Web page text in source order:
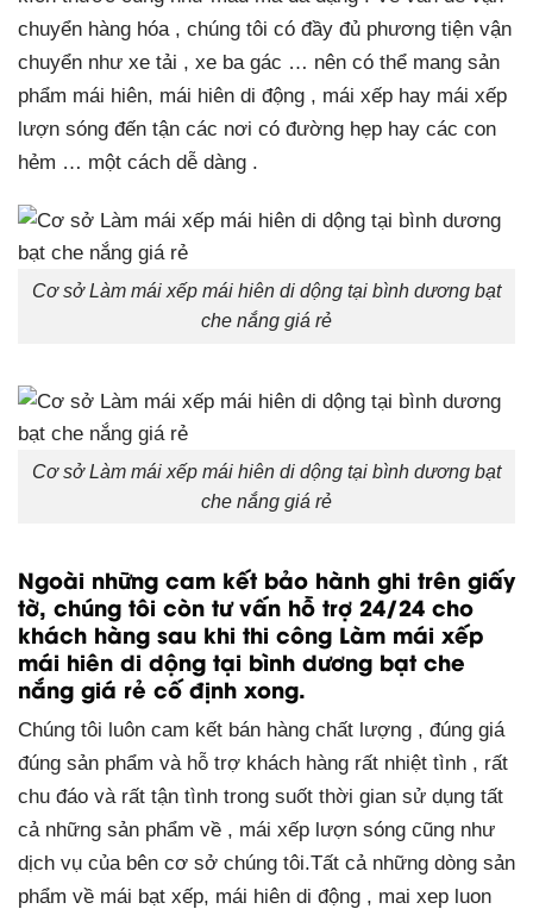
chuyển hàng hóa , chúng tôi có đầy đủ phương tiện vận
chuyển như xe tải , xe ba gác … nên có thể mang sản
phẩm mái hiên, mái hiên di động , mái xếp hay mái xếp
lượn sóng đến tận các nơi có đường hẹp hay các con
hẻm … một cách dễ dàng .
Cơ sở Làm mái xếp mái hiên di dộng tại bình dương bạt
che nắng giá rẻ
Cơ sở Làm mái xếp mái hiên di dộng tại bình dương bạt
che nắng giá rẻ
Ngoài những cam kết bảo hành ghi trên giấy
tờ, chúng tôi còn tư vấn hỗ trợ 24/24 cho
khách hàng sau khi thi công Làm mái xếp
mái hiên di dộng tại bình dương bạt che
nắng giá rẻ cố định xong.
Chúng tôi luôn cam kết bán hàng chất lượng , đúng giá
đúng sản phẩm và hỗ trợ khách hàng rất nhiệt tình , rất
chu đáo và rất tận tình trong suốt thời gian sử dụng tất
cả những sản phẩm về , mái xếp lượn sóng cũng như
dịch vụ của bên cơ sở chúng tôi.Tất cả những dòng sản
phẩm về mái bạt xếp, mái hiên di động , mai xep luon